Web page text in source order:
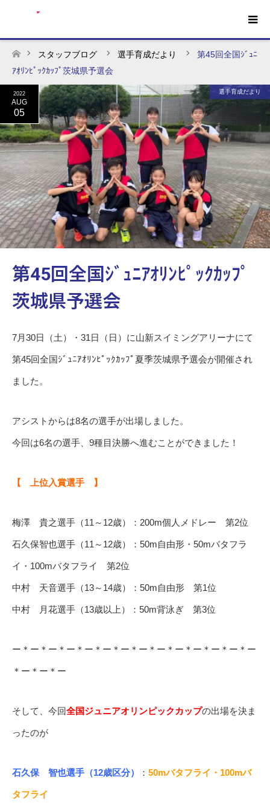
ホーム
スタッフブログ 選手育成だより
第45回全国ｼﾞｭﾆ
ｱｵﾘﾝﾋﾟｯｸｶｯﾌﾟ茨城県予選会
2022
AUG
05
選手育成だより
第45回全国ｼﾞｭﾆｱｵﾘﾝﾋﾟｯｸｶｯﾌﾟ
茨城県予選会
7月30日（土）・31日（日）に山新スイミングアリーナにて
第45回全国ｼﾞｭﾆｱｵﾘﾝﾋﾟｯｸｶｯﾌﾟ夏季茨城県予選会が開催され
ました。
アシストからは8名の選手が出場しました。
今回は6名の選手、9種目決勝へ進むことができました！
【 上位入賞選手 】
梅澤 貴之選手（11～12歳）：200m個人メドレー 第2位
石久保智也選手（11～12歳）：50m自由形・50mバタフラ
イ・100mバタフライ 第2位
中村 天音選手（13～14歳）：50m自由形 第1位
中村 月花選手（13歳以上）：50m背泳ぎ 第3位
ー＊ー＊ー＊ー＊ー＊ー＊ー＊ー＊ー＊ー＊ー＊ー＊ー＊ー
＊ー＊ー＊ー
そして、今回全国ジュニアオリンピックカップの出場を決ま
ったのが
石久保 智也選手（12歳区分） ： 50mバタフライ・100mバ
タフライ